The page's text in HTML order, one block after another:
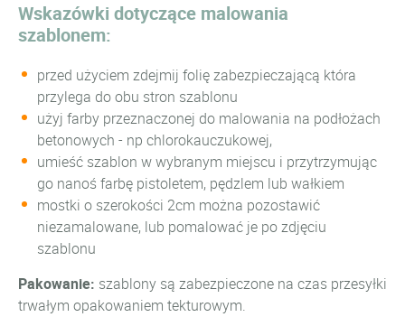
Wskazówki dotyczące malowania
szablonem:
przed użyciem zdejmij folię zabezpieczającą która
przylega do obu stron szablonu
użyj farby przeznaczonej do malowania na podłożach
betonowych - np chlorokauczukowej,
umieść szablon w wybranym miejscu i przytrzymując
go nanoś farbę pistoletem, pędzlem lub wałkiem
mostki o szerokości 2cm można pozostawić
niezamalowane, lub pomalować je po zdjęciu
szablonu
Pakowanie: szablony są zabezpieczone na czas przesyłki
trwałym opakowaniem tekturowym.